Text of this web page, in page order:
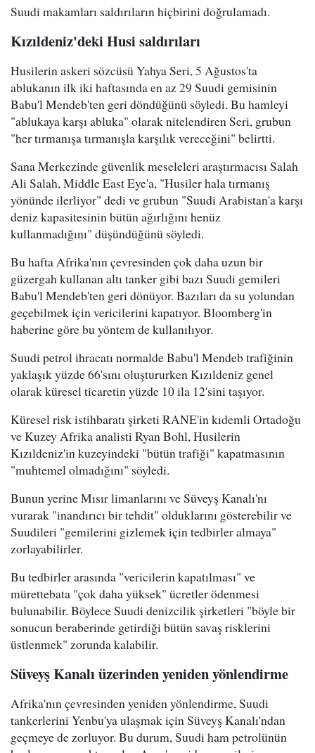
Suudi makamları saldırıların hiçbirini doğrulamadı.
Kızıldeniz'deki Husi saldırıları
Husilerin askeri sözcüsü Yahya Seri, 5 Ağustos'ta
ablukanın ilk iki haftasında en az 29 Suudi gemisinin
Babu'l Mendeb'ten geri döndüğünü söyledi. Bu hamleyi
"ablukaya karşı abluka" olarak nitelendiren Seri, grubun
"her tırmanışa tırmanışla karşılık vereceğini" belirtti.
Sana Merkezinde güvenlik meseleleri araştırmacısı Salah
Ali Salah, Middle East Eye'a, "Husiler hala tırmanış
yönünde ilerliyor" dedi ve grubun "Suudi Arabistan'a karşı
deniz kapasitesinin bütün ağırlığını henüz
kullanmadığını" düşündüğünü söyledi.
Bu hafta Afrika'nın çevresinden çok daha uzun bir
güzergah kullanan altı tanker gibi bazı Suudi gemileri
Babu'l Mendeb'ten geri dönüyor. Bazıları da su yolundan
geçebilmek için vericilerini kapatıyor. Bloomberg'in
haberine göre bu yöntem de kullanılıyor.
Suudi petrol ihracatı normalde Babu'l Mendeb trafiğinin
yaklaşık yüzde 66'sını oluştururken Kızıldeniz genel
olarak küresel ticaretin yüzde 10 ila 12'sini taşıyor.
Küresel risk istihbaratı şirketi RANE'in kıdemli Ortadoğu
ve Kuzey Afrika analisti Ryan Bohl, Husilerin
Kızıldeniz'in kuzeyindeki "bütün trafiği" kapatmasının
"muhtemel olmadığını" söyledi.
Bunun yerine Mısır limanlarını ve Süveyş Kanalı'nı
vurarak "inandırıcı bir tehdit" olduklarını gösterebilir ve
Suudileri "gemilerini gizlemek için tedbirler almaya"
zorlayabilirler.
Bu tedbirler arasında "vericilerin kapatılması" ve
mürettebata "çok daha yüksek" ücretler ödenmesi
bulunabilir. Böylece Suudi denizcilik şirketleri "böyle bir
sonucun beraberinde getirdiği bütün savaş risklerini
üstlenmek" zorunda kalabilir.
Süveyş Kanalı üzerinden yeniden yönlendirme
Afrika'nın çevresinden yeniden yönlendirme, Suudi
tankerlerini Yenbu'ya ulaşmak için Süveyş Kanalı'ndan
geçmeye de zorluyor. Bu durum, Suudi ham petrolünün